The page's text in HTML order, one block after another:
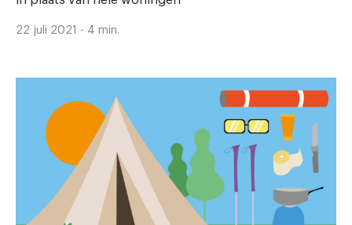
22 juli 2021 - 4 min.